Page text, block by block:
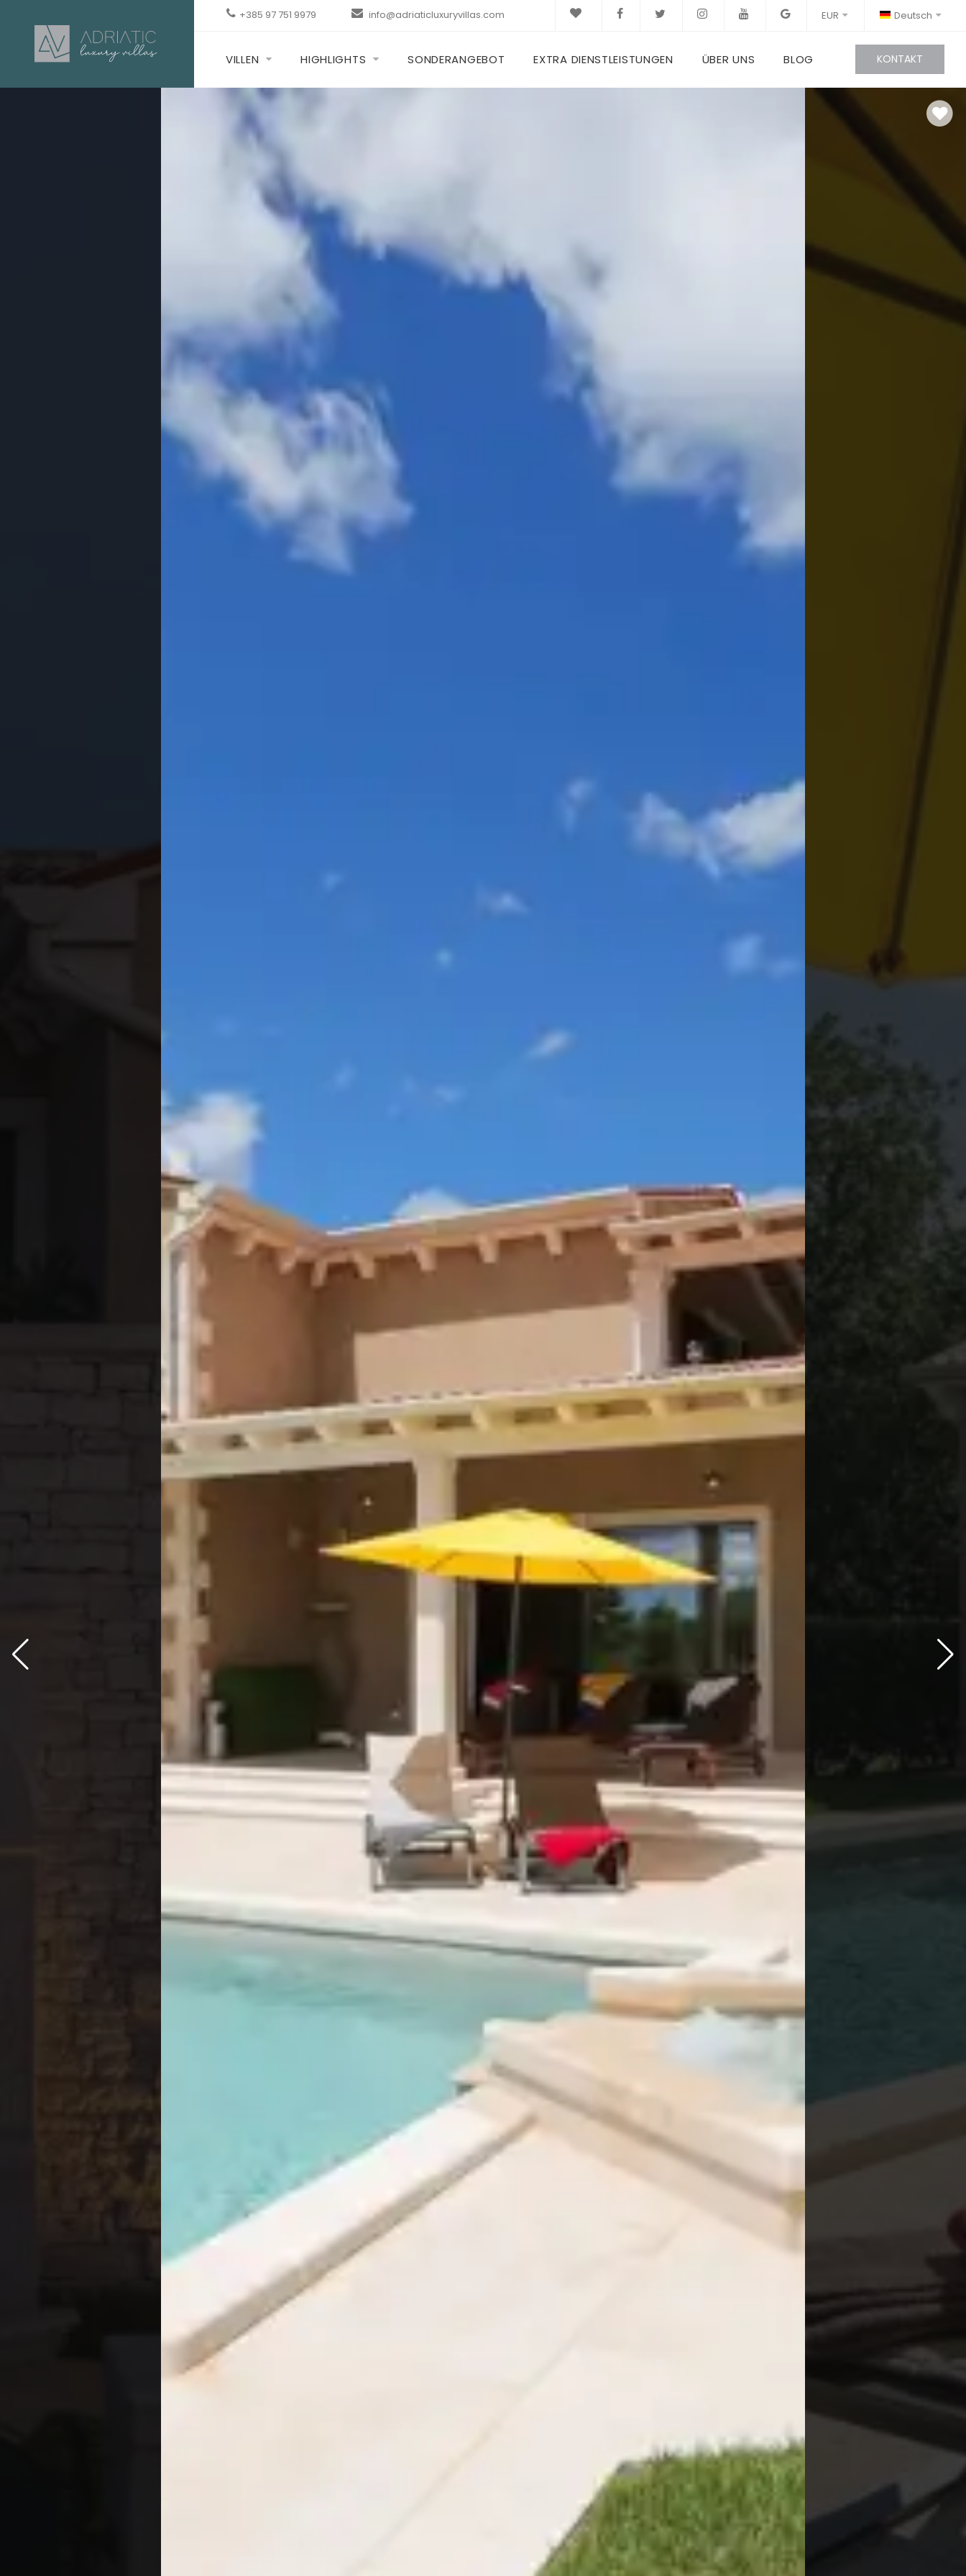
+385 97 751 9979 info@adriaticluxuryvillas.com EUR Deutsch
VILLEN HIGHLIGHTS SONDERANGEBOT EXTRA DIENSTLEISTUNGEN ÜBER UNS BLOG KONTAKT